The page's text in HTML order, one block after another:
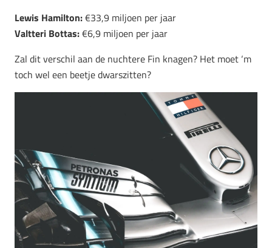
Lewis Hamilton:€33,9 miljoen per jaar
Valtteri Bottas:€6,9 miljoen per jaar
Zal dit verschil aan de nuchtere Fin knagen? Het moet ‘m
toch wel een beetje dwarszitten?